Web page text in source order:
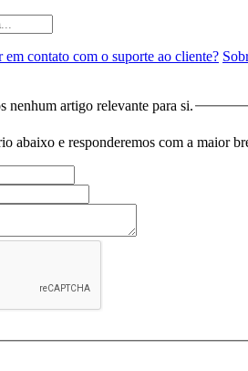
em contato com o suporte ao cliente?
nenhum artigo relevante para si.
abaixo e responderemos com a maior